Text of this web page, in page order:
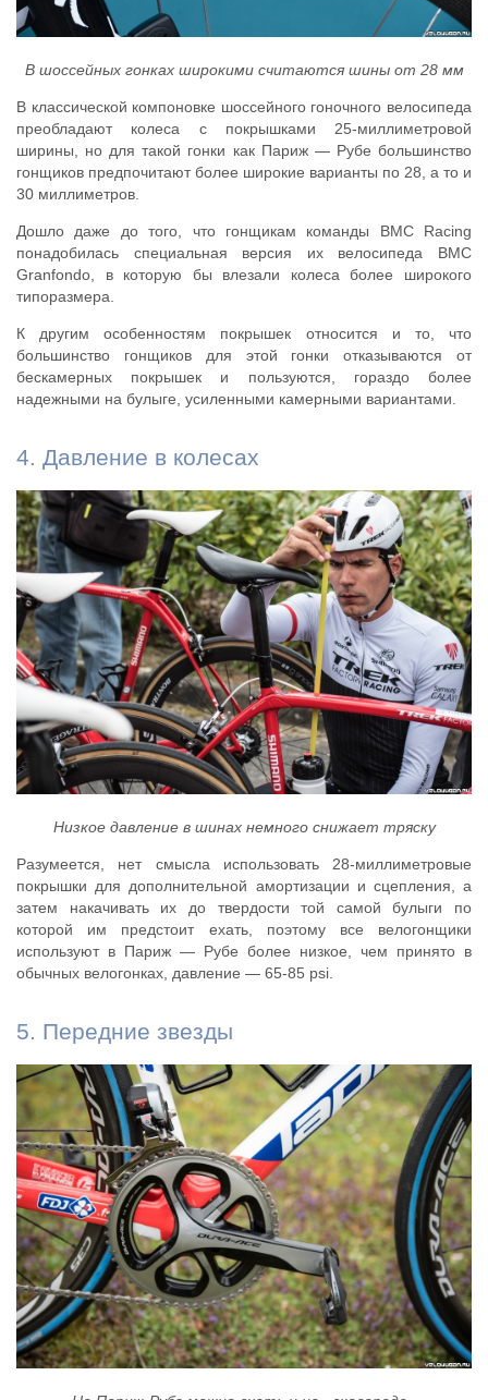
В шоссейных гонках широкими считаются шины от 28 мм
В классической компоновке шоссейного гоночного велосипеда
преобладают колеса с покрышками 25-миллиметровой
ширины, но для такой гонки как Париж — Рубе большинство
гонщиков предпочитают более широкие варианты по 28, а то и
30 миллиметров.
Дошло даже до того, что гонщикам команды BMC Racing
понадобилась специальная версия их велосипеда BMC
Granfondo, в которую бы влезали колеса более широкого
типоразмера.
К другим особенностям покрышек относится и то, что
большинство гонщиков для этой гонки отказываются от
бескамерных покрышек и пользуются, гораздо более
надежными на булыге, усиленными камерными вариантами.
4. Давление в колесах
Низкое давление в шинах немного снижает тряску
Разумеется, нет смысла использовать 28-миллиметровые
покрышки для дополнительной амортизации и сцепления, а
затем накачивать их до твердости той самой булыги по
которой им предстоит ехать, поэтому все велогонщики
используют в Париж — Рубе более низкое, чем принято в
обычных велогонках, давление — 65-85 psi.
5. Передние звезды